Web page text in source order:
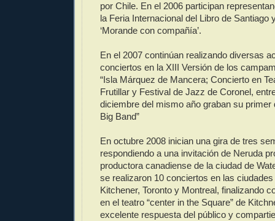
por Chile. En el 2006 participan
la Feria Internacional del Libro de Santiago
‘Morande con compañía’.
En el 2007 continúan realizando diversas
conciertos en la XIII Versión de los
“Isla Márquez de Mancera; Concierto en
Frutillar y Festival de Jazz de Coronel,
diciembre del mismo año graban su primer
Big Band”
En octubre 2008 inician una gira de tres
respondiendo a una invitación de Neruda
productora canadiense de la ciudad de
se realizaron 10 conciertos en las ciudades
Kitchener, Toronto y Montreal, finalizando
en el teatro “center in the Square” de
excelente respuesta del público y